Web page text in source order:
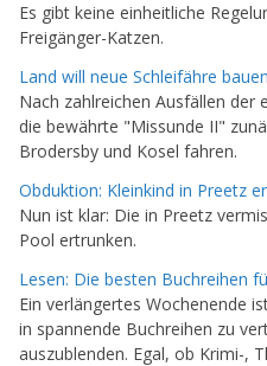
Es gibt keine einheitliche
Freigänger-Katzen.
Land will neue Schleifähre bauen
Nach zahlreichen Ausfällen der
die bewährte "Missunde II"
Brodersby und Kosel fahren.
Obduktion: Kleinkind in Preetz
Nun ist klar: Die in Preetz
Pool ertrunken.
Lesen: Die besten Buchreihen
Ein verlängertes Wochenende
in spannende Buchreihen zu
auszublenden. Egal, ob Krimi-,